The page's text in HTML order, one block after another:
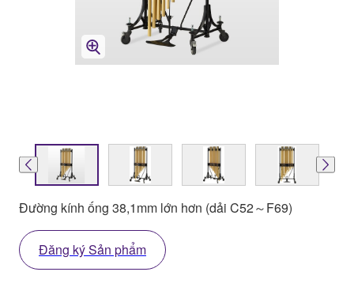
Đường kính ống 38,1mm lớn hơn (dải C52～F69)
Đăng ký Sản phẩm